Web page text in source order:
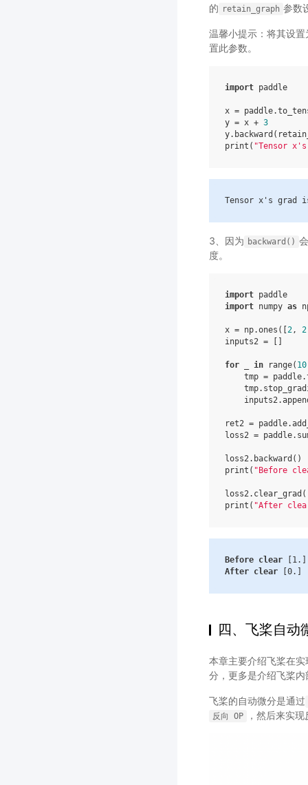
的 retain_graph 参数
温馨小提示：将其设置
置此参数。
import paddle
x = paddle.
y = x + 3
y. backward (
print ( "Tensor
Tensor x 's grad
3、因为 backward()
度。
import paddle
import numpy as
x = np.ones ([ 2, 2
inputs2 =
for in range( 10
tmp = paddle.
tmp.
inputs2.
ret2 = paddle.
loss2 = paddle.
loss2. backward ()
print ( "Before
loss2. clear_grad
print ( "After
Before clear 1.
After clear 0.
四、飞桨自动
本章主要介绍飞桨在
分，更多是介绍飞桨
飞桨的自动微分是通过
反向 OP ，然后来实